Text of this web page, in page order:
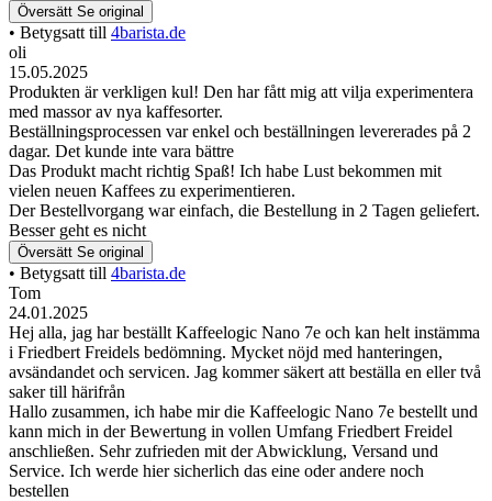
Översätt Se original
• Betygsatt till 4barista.de
oli
15.05.2025
Produkten är verkligen kul! Den har fått mig att vilja experimentera
med massor av nya kaffesorter.
Beställningsprocessen var enkel och beställningen levererades på 2
dagar. Det kunde inte vara bättre
Das Produkt macht richtig Spaß! Ich habe Lust bekommen mit
vielen neuen Kaffees zu experimentieren.
Der Bestellvorgang war einfach, die Bestellung in 2 Tagen geliefert.
Besser geht es nicht
Översätt Se original
• Betygsatt till 4barista.de
Tom
24.01.2025
Hej alla, jag har beställt Kaffeelogic Nano 7e och kan helt instämma
i Friedbert Freidels bedömning. Mycket nöjd med hanteringen,
avsändandet och servicen. Jag kommer säkert att beställa en eller två
saker till härifrån
Hallo zusammen, ich habe mir die Kaffeelogic Nano 7e bestellt und
kann mich in der Bewertung in vollen Umfang Friedbert Freidel
anschließen. Sehr zufrieden mit der Abwicklung, Versand und
Service. Ich werde hier sicherlich das eine oder andere noch
bestellen